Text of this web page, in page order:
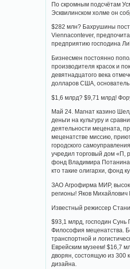
По скромным подсчётам
Эсквилинском холме он
$282 млн? Бахрушины
Viennacontever,
предприятию господина
Бизнесмен постоянно
производителя красок и
девятнадцатого века
долларов США, основатель
$1,6 млрд? $9,71 млрд!
Май 24. Магнат казино
деньги на культуру и
деятельности мецената,
меценатстве миссию,
городского
учредил торговый дом «П,
фонд Владимира Потанина,
кто такие олигархи, фонд
ЗАО Агрофирма МИР,
регионы! Яков Михайлович
Известный режиссер
$93,1 млрд, господин Сунь
Философия меценатства.
транспортной и
Еврейским музеем! $16,7
дворян, состоящую из 300
дизайна.